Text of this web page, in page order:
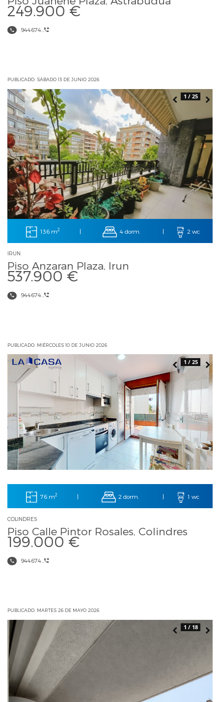
249.900 €
944674...
PUBLICADO: SÁBADO 13 DE JUNIO 2026
1 / 25
136 m2 | 4 dorm. | 2 wc
IRUN
Piso Anzaran Plaza, Irun
537.900 €
944674...
PUBLICADO: MIÉRCOLES 10 DE JUNIO 2026
1 / 25
76 m2 | 2 dorm. | 1 wc
COLINDRES
Piso Calle Pintor Rosales, Colindres
199.000 €
944674...
PUBLICADO: MARTES 26 DE MAYO 2026
1 / 18